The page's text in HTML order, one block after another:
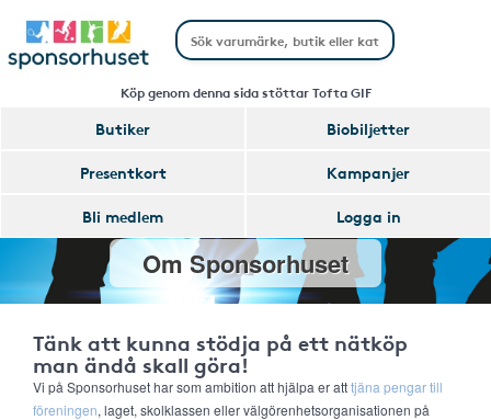
Köp genom denna sida stöttar Tofta GIF
Butiker
Biobiljetter
Presentkort
Kampanjer
Bli medlem
Logga in
Om Sponsorhuset
Tänk att kunna stödja på ett nätköp
man ändå skall göra!
Vi på Sponsorhuset har som ambition att hjälpa er atttjäna pengar till
föreningen, laget, skolklassen eller välgörenhetsorganisationen på